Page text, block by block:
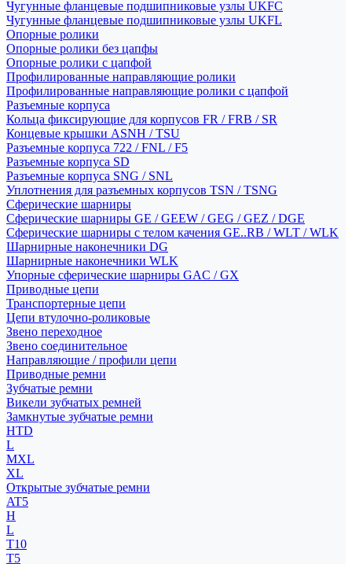
Чугунные фланцевые подшипниковые узлы UKFC
Чугунные фланцевые подшипниковые узлы UKFL
Опорные ролики
Опорные ролики без цапфы
Опорные ролики с цапфой
Профилированные направляющие ролики
Профилированные направляющие ролики с цапфой
Разъемные корпуса
Кольца фиксирующие для корпусов FR / FRB / SR
Концевые крышки ASNH / TSU
Разъемные корпуса 722 / FNL / F5
Разъемные корпуса SD
Разъемные корпуса SNG / SNL
Уплотнения для разъемных корпусов TSN / TSNG
Сферические шарниры
Сферические шарниры GE / GEEW / GEG / GEZ / DGE
Сферические шарниры с телом качения GE..RB / WLT / WLK
Шарнирные наконечники DG
Шарнирные наконечники WLK
Упорные сферические шарниры GAC / GX
Приводные цепи
Транспортерные цепи
Цепи втулочно-роликовые
Звено переходное
Звено соединительное
Направляющие / профили цепи
Приводные ремни
Зубчатые ремни
Викели зубчатых ремней
Замкнутые зубчатые ремни
HTD
L
MXL
XL
Открытые зубчатые ремни
AT5
H
L
T10
T5